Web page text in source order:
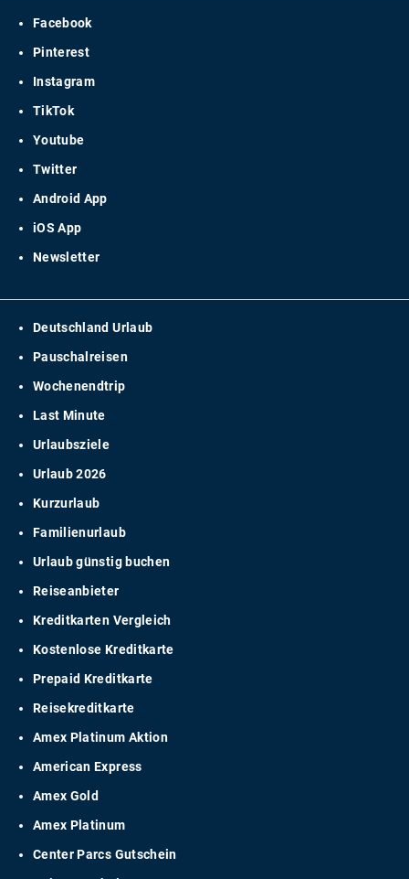
Facebook
Pinterest
Instagram
TikTok
Youtube
Twitter
Android App
iOS App
Newsletter
Deutschland Urlaub
Pauschalreisen
Wochenendtrip
Last Minute
Urlaubsziele
Urlaub 2026
Kurzurlaub
Familienurlaub
Urlaub günstig buchen
Reiseanbieter
Kreditkarten Vergleich
Kostenlose Kreditkarte
Prepaid Kreditkarte
Reisekreditkarte
Amex Platinum Aktion
American Express
Amex Gold
Amex Platinum
Center Parcs Gutschein